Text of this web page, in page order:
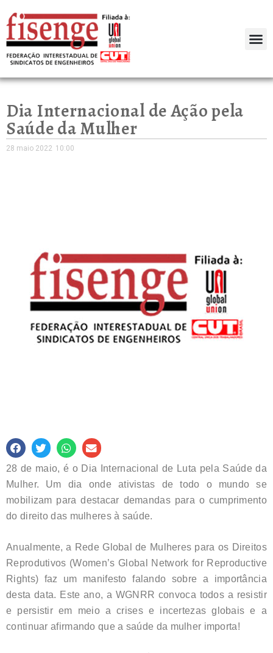
Dia Internacional de Ação pela
Saúde da Mulher
28 maio 2022 10:00
28 de maio, é o Dia Internacional de Luta pela Saúde da
Mulher. Um dia onde ativistas de todo o mundo se
mobilizam para destacar demandas para o cumprimento
do direito das mulheres à saúde.
Anualmente, a Rede Global de Mulheres para os Direitos
Reprodutivos (Women’s Global Network for Reproductive
Rights) faz um manifesto falando sobre a importância
desta data. Este ano, a WGNRR convoca todos a resistir
e persistir em meio a crises e incertezas globais e a
continuar afirmando que a saúde da mulher importa!